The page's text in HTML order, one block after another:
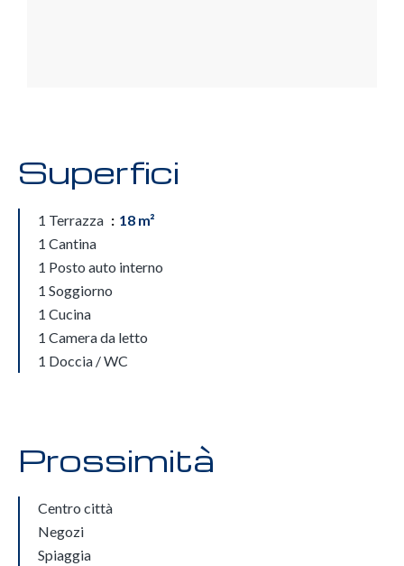
Superfici
1 Terrazza
18 m²
1 Cantina
1 Posto auto interno
1 Soggiorno
1 Cucina
1 Camera da letto
1 Doccia / WC
Prossimità
Centro città
Negozi
Spiaggia